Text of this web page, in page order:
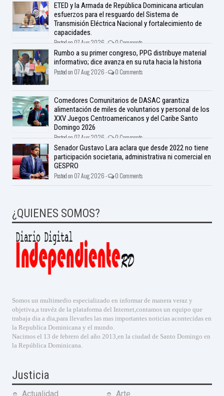
ETED y la Armada de República Dominicana articulan
esfuerzos para el resguardo del Sistema de
Transmisión Eléctrica Nacional y fortalecimiento de
capacidades.
Posted on 07 Aug 2026 - 0 Comments
Rumbo a su primer congreso, PPG distribuye material
informativo; dice avanza en su ruta hacia la historia
Posted on 07 Aug 2026 - 0 Comments
Comedores Comunitarios de DASAC garantiza
alimentación de miles de voluntarios y personal de los
XXV Juegos Centroamericanos y del Caribe Santo
Domingo 2026
Posted on 07 Aug 2026 - 0 Comments
Senador Gustavo Lara aclara que desde 2022 no tiene
participación societaria, administrativa ni comercial en
GESPRO
Posted on 07 Aug 2026 - 0 Comments
¿QUIENES SOMOS?
Somos un multimedio especializado en informar de manera veraz y
objetiva,a travéz de la plataforma del Internet,contamos un equipo que
trabaja dia a dia,para llevarles las mas importantes noticias acontecidas en
la Republica Dominicana y el mundo.
Nacimos el 13 de febrero del año 2013,en la ciudad de Santo Domingo en
la República Dominicana.
Justicia
Actualidad Arte